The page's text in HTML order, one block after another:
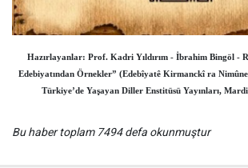
Hazırlayanlar: Prof. Kadri Yıldırım - İbrahim Bingöl -
Edebiyatından Örnekler” (Edebîyatê Kirmanckî ra
Türkiye’de Yaşayan Diller Enstitüsü Yayınları,
Bu haber toplam 7494 defa okunmuştur